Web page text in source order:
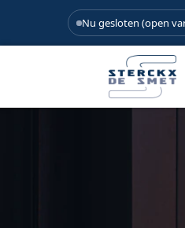
Nu gesloten (open